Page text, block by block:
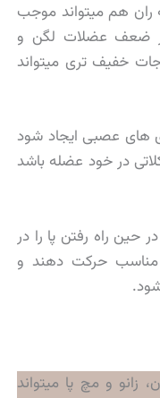
هم میتواند موجب
ضعف عضلات لگن و
خفیف تری میتواند
عصبی ایجاد شود
در خود عضله باشد
حین راه رفتن پا را در
حرکت دهند و
زانو و مچ پا میتواند